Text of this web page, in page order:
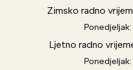
Zimsko radno
Ponedjeljak:
Ljetno radno
Ponedjeljak: